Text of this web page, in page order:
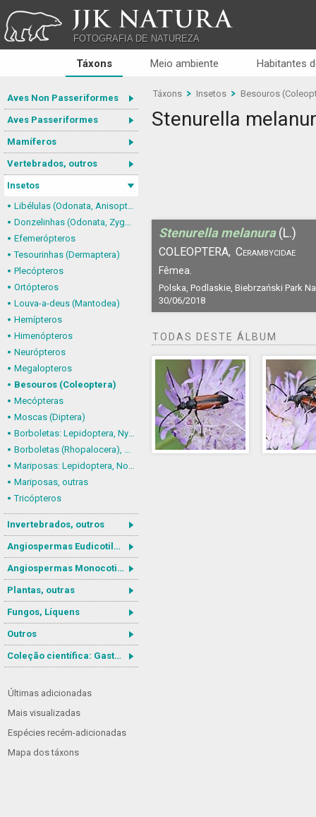
JJK NATURA
FOTOGRAFIA DE NATUREZA
Táxons Meio ambiente Habitantes
Aves Non Passeriformes
Aves Passeriformes
Mamíferos
Vertebrados, outros
Insetos
Libélulas (Odonata, Anisoptera)
Donzelinhas (Odonata, Zygoptera)
Efemerópteros
Tesourinhas (Dermaptera)
Plecópteros
Ortópteros
Louva-a-deus (Mantodea)
Hemípteros
Himenópteros
Neurópteros
Megalopteros
Besouros (Coleoptera)
Mecópteras
Moscas (Diptera)
Borboletas: Lepidoptera, Nymphalidae
Borboletas (Rhopalocera), outras
Mariposas: Lepidoptera, Noctuoidea
Mariposas, outras
Tricópteros
Invertebrados, outros
Angiospermas Eudicotiledôneas
Angiospermas Monocotiledôneas
Plantas, outras
Fungos, Líquens
Outros
Coleção científica: Gastrotricha
Últimas adicionadas
Mais visualizadas
Espécies recém-adicionadas
Mapa dos táxons
Táxons Insetos Besouros
Stenurella
Stenurella melanura (L.)
COLEOPTERA, Cerambycidae
Fêmea.
Polska, Podlaskie, Biebrzański Park
30/06/2018
TODAS DESTE ÁLBUM